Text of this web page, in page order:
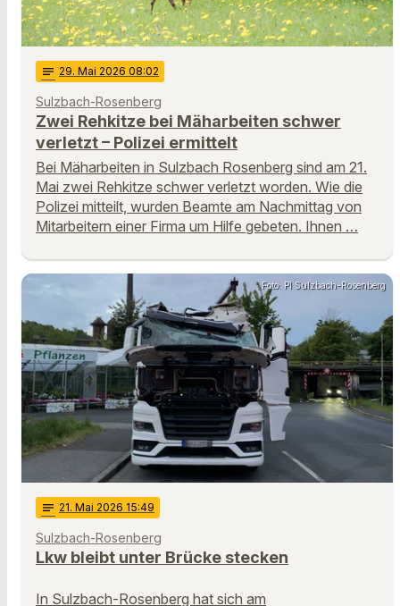
notes 29. Mai 2026 08:02
Sulzbach-Rosenberg
Zwei Rehkitze bei Mäharbeiten schwer
verletzt – Polizei ermittelt
Bei Mäharbeiten in Sulzbach Rosenberg sind am 21.
Mai zwei Rehkitze schwer verletzt worden. Wie die
Polizei mitteilt, wurden Beamte am Nachmittag von
Mitarbeitern einer Firma um Hilfe gebeten. Ihnen …
Foto: PI Sulzbach-Rosenberg
notes 21. Mai 2026 15:49
Sulzbach-Rosenberg
Lkw bleibt unter Brücke stecken
In Sulzbach-Rosenberg hat sich am